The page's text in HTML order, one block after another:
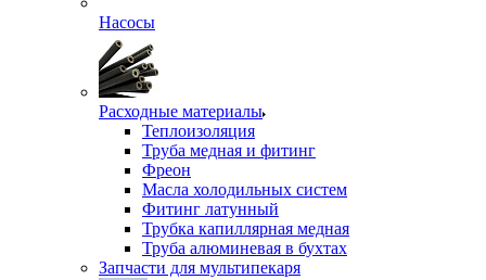
Насосы
Расходные материалы
Теплоизоляция
Труба медная и фитинг
Фреон
Масла холодильных систем
Фитинг латунный
Трубка капиллярная медная
Труба алюминевая в бухтах
Запчасти для мультипекаря